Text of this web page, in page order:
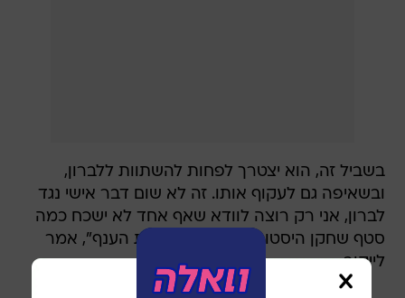
בשביל זה, הוא יצטרך לפחות להשתוות ללברון,
ובשאיפה גם לעקוף אותו. זה לא שום דבר אישי נגד
לברון, אני רק רוצה לוודא שאף אחד לא ישכח כמה
סטף שחקן היסטורי, אחד ששינה את הענף", אמר
לייקוב.